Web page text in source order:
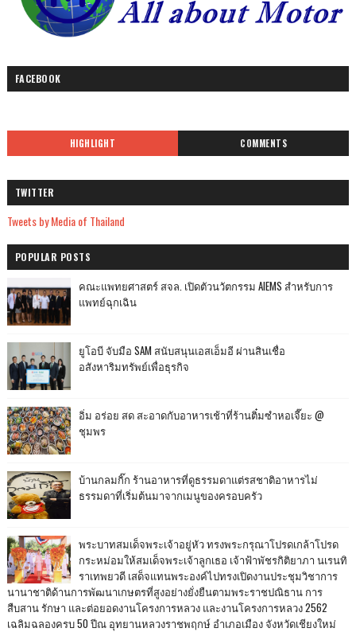
FACEBOOK
HIGHLIGHT COMMENTS
TWITTER
Tweets by Media of Thailand
POPULAR POSTS
คณะแพทยศาสตร์ สจล. เปิดตัวนวัตกรรม AIEMS สำหรับการ
แพทย์ฉุกเฉิน
ยูโอบี จับมือ SAM สนับสนุนเอสเอ็มอี ผ่านสินเชื่อ
อสังหาริมทรัพย์เพื่อธุรกิจ
อิ่ม อร่อย สด สะอาดกับอาหารเช้าที่ร้านติ๋มซำหอเจี๊ยะ @
ชุมพร
บ้านกลมกิ๊ก ร้านอาหารที่ดูธรรมดาแต่รสชาติอาหารไม่
ธรรมดาที่เริ่มต้นมาจากเมนูของครอบครัว
พระบาทสมเด็จพระเจ้าอยู่หัว ทรงพระกรุณาโปรดเกล้าโปรด
กระหม่อมให้สมเด็จพระเจ้าลูกเธอ เจ้าฟ้าพัชรกิติยาภา นเรนทิ
ราเทพยวดี เสด็จแทนพระองค์ไปทรงเปิดงานประชุมวิชาการ
นานาชาติด้านการพัฒนาเกษตรที่สูงอย่างยั่งยืนตามพระราชปณิธาน การ
สืบสาน รักษา และต่อยอดงานโครงการหลวง และงานโครงการหลวง 2562
เฉลิมฉลองครบ 50 ปีณ อุทยานหลวงราชพฤกษ์ อำเภอเมือง จังหวัดเชียงใหม่